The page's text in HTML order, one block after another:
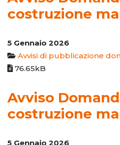
costruzione
5 Gennaio 2026
Avvisi di pubblicazione
76.65kB
Avviso
costruzione
5 Gennaio 2026